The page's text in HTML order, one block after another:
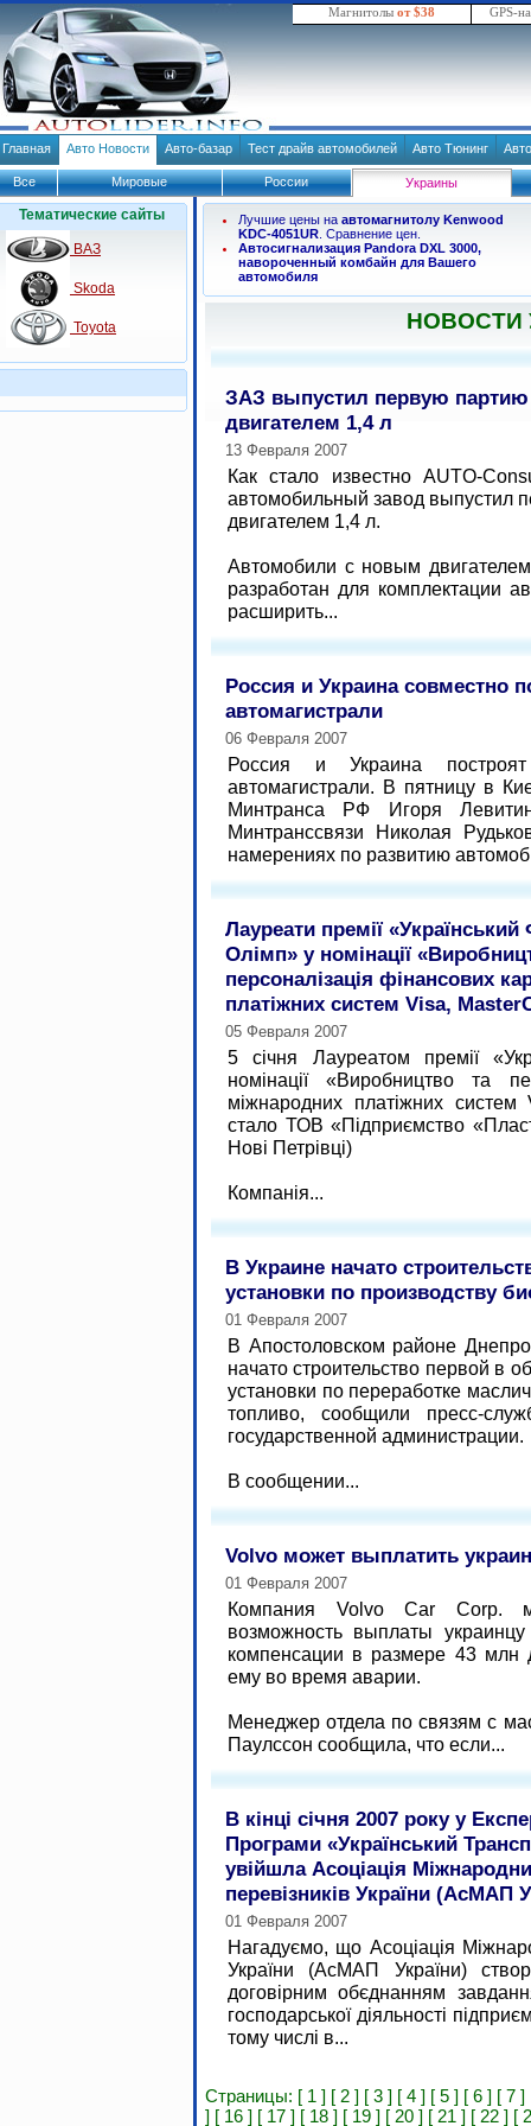
Магнитолы от $38 GPS-
Главная Авто Новости Авто-базар Тест драйв автомобилей Авто Тюнинг
Все Мировые России Украины
Тематические сайты
ВАЗ
Skoda
Toyota
Лучшие цены на автомагнитолу Kenwood
KDC-4051UR . Сравнение цен.
Автосигнализация Pandora DXL 3000,
навороченный комбайн для Вашего
автомобиля
НОВОСТИ
ЗАЗ выпустил первую партию
двигателем 1,4 л
13 Февраля 2007
Как стало известно AUTO-
автомобильный завод выпустил
двигателем 1,4 л.
Автомобили с новым
разработан для комплектации
расширить...
Россия и Украина совместно
автомагистрали
06 Февраля 2007
Россия и Украина
автомагистрали. В пятницу в
Минтранса РФ Игоря
Минтранссвязи Николая
намерениях по развитию
Лауреати премії
Олімп» у номінації
персоналізація фінансових
платіжних систем Visa,
05 Февраля 2007
5 січня Лауреатом премії
номінації «Виробництво та
міжнародних платіжних
стало ТОВ «Підприємство
Нові Петрівці)
Компанія...
В Украине начато
установки по производству
01 Февраля 2007
В Апостоловском районе
начато строительство первой в
установки по переработке
топливо, сообщили пресс-
государственной администрации.
В сообщении...
Volvo может выплатить
01 Февраля 2007
Компания Volvo Car Corp.
возможность выплаты
компенсации в размере 43 млн
ему во время аварии.
Менеджер отдела по связям с
Паулссон сообщила, что если...
В кінці січня 2007 року у
Програми «Український
увійшла Асоціація
перевізників України (АсМАП
01 Февраля 2007
Нагадуємо, що Асоціація
України (АсМАП України)
договірним обєднанням
господарської діяльності
тому числі в...
Страницы: [ 1 ] [ 2 ] [ 3 ] [ 4 ] [ 5 ] [ 6 ] [ 7 ]
] [ 16 ] [ 17 ] [ 18 ] [ 19 ] [ 20 ] [ 21 ] [ 22 ] [